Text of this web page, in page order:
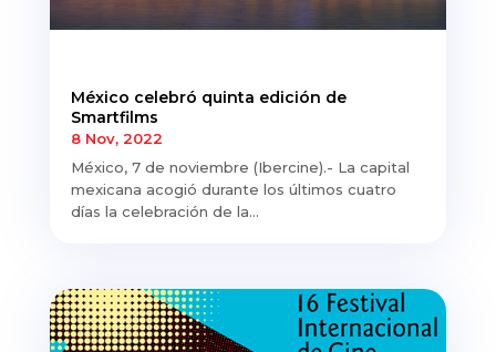
México celebró quinta edición de
Smartfilms
8 Nov, 2022
México, 7 de noviembre (Ibercine).- La capital
mexicana acogió durante los últimos cuatro
días la celebración de la...